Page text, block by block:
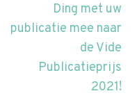
Ding met uw
publicatie mee naar
de Vide
Publicatieprijs
2021!